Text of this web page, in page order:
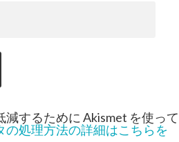
するために Akismet を使って
の処理方法の詳細はこちらを